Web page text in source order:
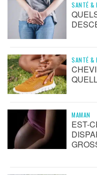
SANTÉ &
SANTÉ &
MAMAN
EST-